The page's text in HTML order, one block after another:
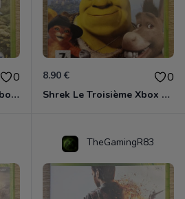
0
Sniper Ghost Warrior Xbox 360
8.90 € 0
Shrek Le Troisième Xbox 360
TheGamingR83